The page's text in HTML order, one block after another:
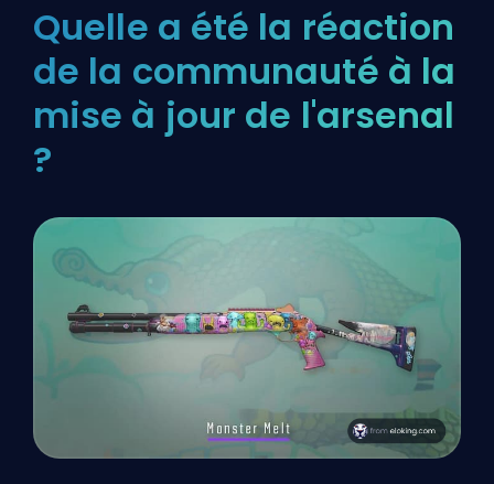
Quelle a été la réaction
de la communauté à la
mise à jour de l'arsenal
?